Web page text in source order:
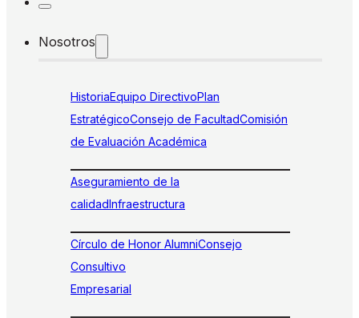
Nosotros
HistoriaEquipo DirectivoPlan
EstratégicoConsejo de FacultadComisión
de Evaluación Académica
Aseguramiento de la
calidadInfraestructura
Círculo de Honor AlumniConsejo
Consultivo
Empresarial